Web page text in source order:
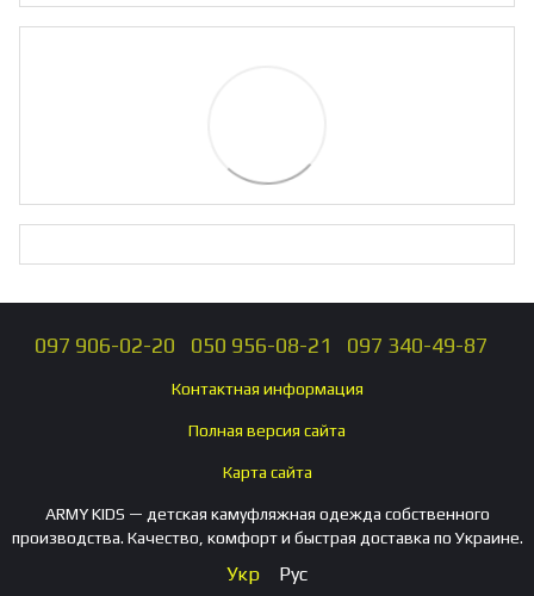
097 906-02-20 050 956-08-21 097 340-49-87
Контактная информация
Полная версия сайта
Карта сайта
ARMY KIDS — детская камуфляжная одежда собственного
производства. Качество, комфорт и быстрая доставка по Украине.
Укр Рус